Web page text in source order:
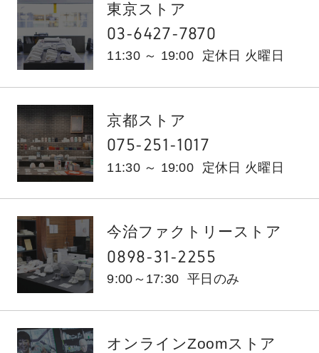
東京ストア
03-6427-7870
11:30 ～ 19:00 定休日 火曜日
京都ストア
075-251-1017
11:30 ～ 19:00 定休日 火曜日
今治ファクトリーストア
0898-31-2255
9:00～17:30 平日のみ
オンラインZoomストア